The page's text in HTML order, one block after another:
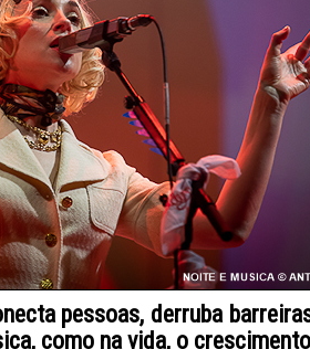
pessoas, derruba
como na vida, o